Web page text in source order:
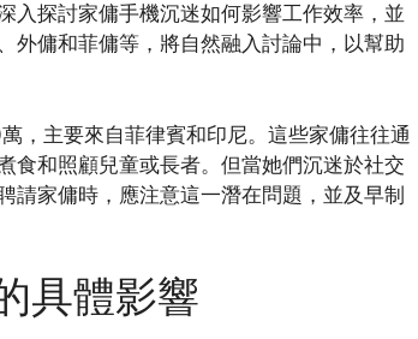
入探討家傭手機沉迷如何影響工作效率，並
外傭和菲傭等，將自然融入討論中，以幫助
，主要來自菲律賓和印尼。這些家傭往往通
食和照顧兒童或長者。但當她們沉迷於社交
請家傭時，應注意這一潛在問題，並及早制
具體影響